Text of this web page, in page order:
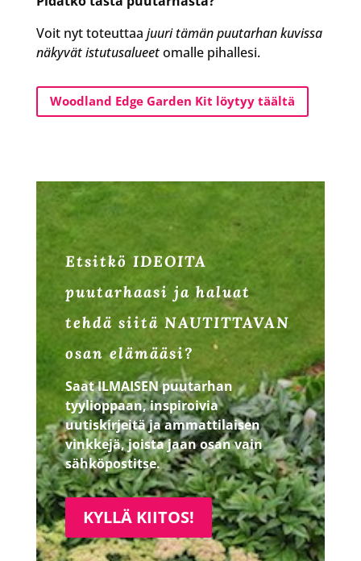
Voit nyt toteuttaa juuri tämän puutarhan kuvissa
näkyvät istutusalueetomalle pihallesi.
Woodland Edge Garden Kit löytyy täältä
Etsitkö IDEOITA
puutarhaasi ja haluat
tehdä siitä NAUTITTAVAN
osan elämääsi?
Saat ILMAISEN puutarhan
tyylioppaan, inspiroivia
uutiskirjeitä ja ammattilaisen
vinkkejä, joista jaan osan vain
sähköpostitse.
KYLLÄ KIITOS!